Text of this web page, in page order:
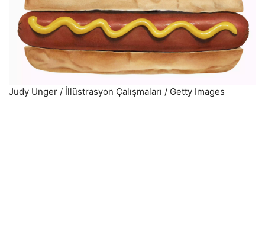
Judy Unger / İllüstrasyon Çalışmaları / Getty Images